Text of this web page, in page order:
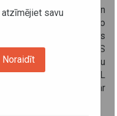
meklēšanai un
un Licencēto
tiek izmantots
tiek veikts ar HTTPS
sūtāmo datu
ir pieejama WSDL
jānoslēdz līgums ar
savu
Noraidīt